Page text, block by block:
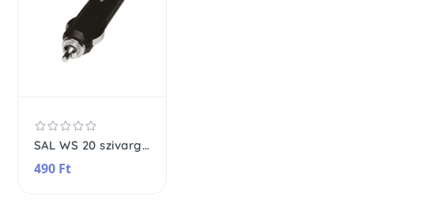
SAL WS 20 szivargyújtó lengődugó, F3A biztosíték
490 Ft